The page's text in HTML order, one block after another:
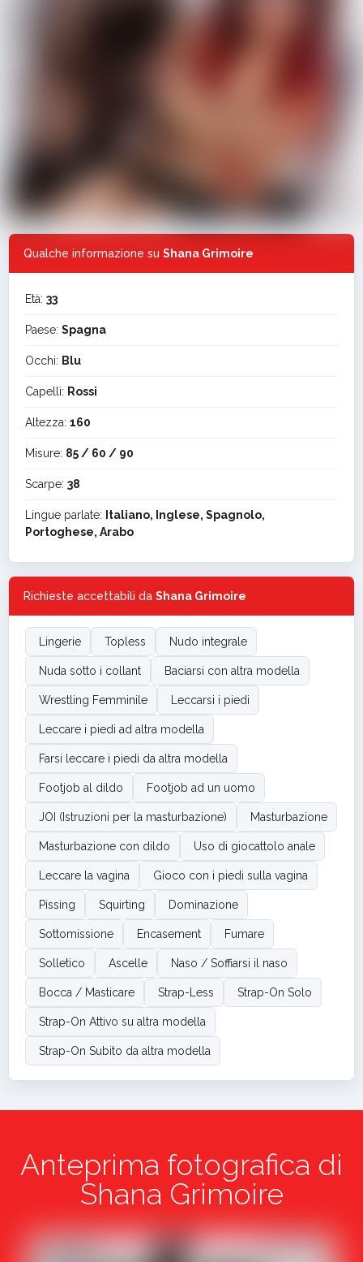
Qualche informazione su Shana Grimoire
Età: 33
Paese: Spagna
Occhi: Blu
Capelli: Rossi
Altezza: 160
Misure: 85 / 60 / 90
Scarpe: 38
Lingue parlate: Italiano, Inglese, Spagnolo,
Portoghese, Arabo
Richieste accettabili da Shana Grimoire
Lingerie Topless Nudo integrale
Nuda sotto i collant Baciarsi con altra modella
Wrestling Femminile Leccarsi i piedi
Leccare i piedi ad altra modella
Farsi leccare i piedi da altra modella
Footjob al dildo Footjob ad un uomo
JOI (Istruzioni per la masturbazione) Masturbazione
Masturbazione con dildo Uso di giocattolo anale
Leccare la vagina Gioco con i piedi sulla vagina
Pissing Squirting Dominazione
Sottomissione Encasement Fumare
Solletico Ascelle Naso / Soffiarsi il naso
Bocca / Masticare Strap-Less Strap-On Solo
Strap-On Attivo su altra modella
Strap-On Subito da altra modella
Anteprima fotografica di
Shana Grimoire